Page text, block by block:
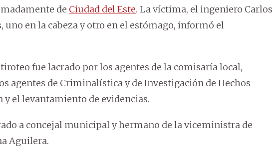
de Ciudad del Este. La víctima, el ingeniero Carlos
uno en la cabeza y otro en el estómago, informó el
fue lacrado por los agentes de la comisaría local,
agentes de Criminalística y de Investigación de Hechos
el levantamiento de evidencias.
a concejal municipal y hermano de la viceministra de
Aguilera.